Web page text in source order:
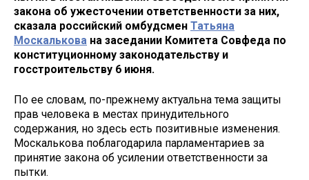
закона об ужесточении ответственности за них,
сказала российский омбудсмен Татьяна
Москалькова на заседании Комитета Совфеда по
конституционному законодательству и
госстроительству 6 июня.
По ее словам, по-прежнему актуальна тема защиты
прав человека в местах принудительного
содержания, но здесь есть позитивные изменения.
Москалькова поблагодарила парламентариев за
принятие закона об усилении ответственности за
пытки.